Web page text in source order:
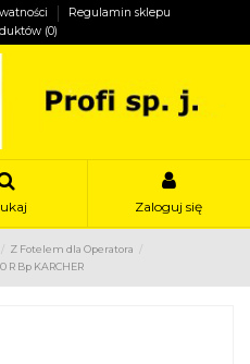
Regulamin sklepu
(0)
Zaloguj się
Z Fotelem dla Operatora
Bp KARCHER